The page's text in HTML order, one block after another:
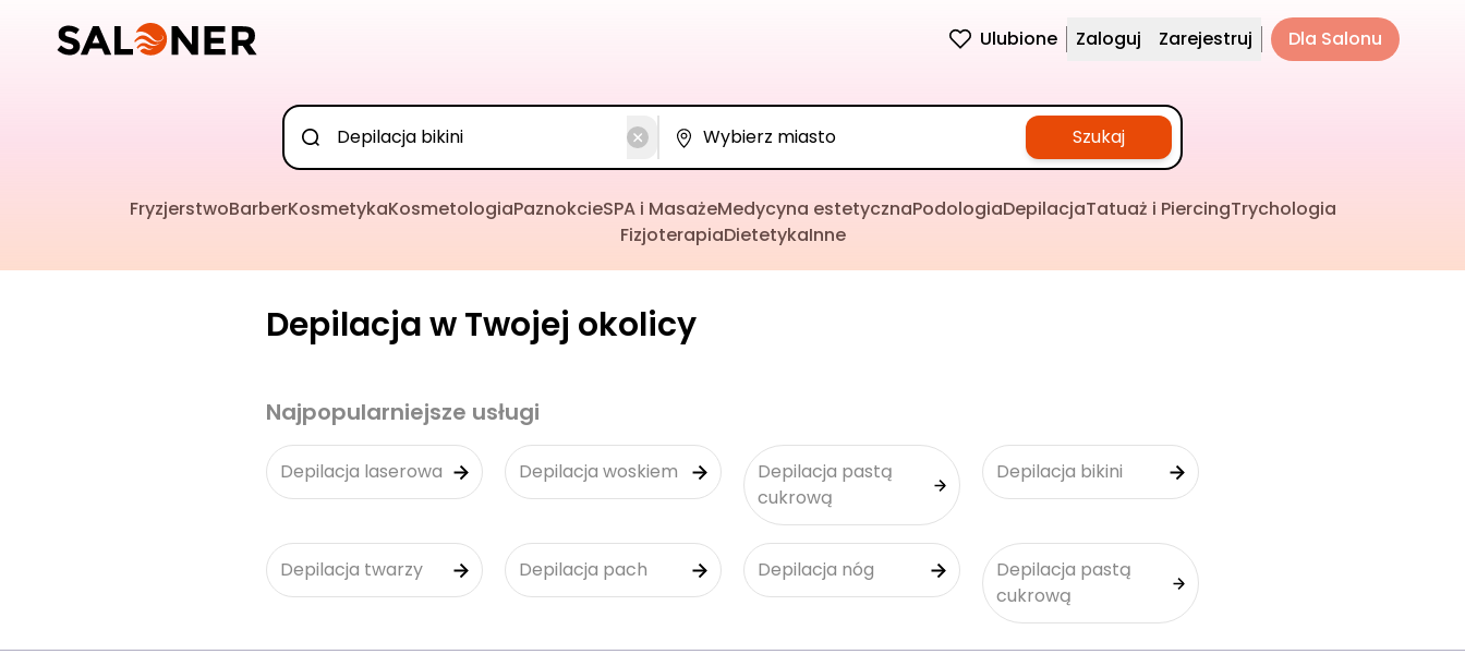
Ulubione Zaloguj Zarejestruj Dla Salonu
Szukaj
FryzjerstwoBarberKosmetykaKosmetologiaPaznokcieSPA i MasażeMedycyna estetycznaPodologiaDepilacjaTatuaż i PiercingTrychologia
FizjoterapiaDietetykaInne
Depilacja w Twojej okolicy
Najpopularniejsze usługi
Depilacja laserowa Depilacja woskiem
Depilacja pastą
cukrową
Depilacja bikini
Depilacja twarzy Depilacja pach Depilacja nóg
Depilacja pastą
cukrową